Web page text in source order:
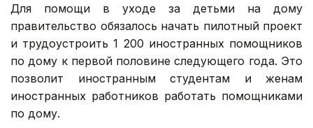
Для помощи в уходе за детьми на дому
правительство обязалось начать пилотный проект
и трудоустроить 1 200 иностранных помощников
по дому к первой половине следующего года. Это
позволит иностранным студентам и женам
иностранных работников работать помощниками
по дому.